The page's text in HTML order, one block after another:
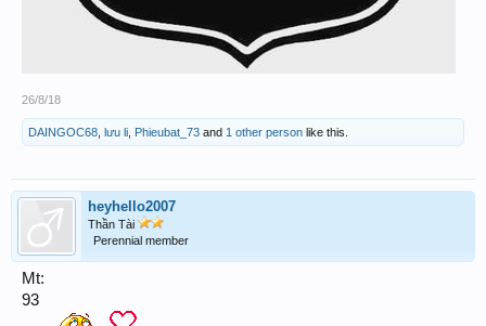
26/8/18
DAINGOC68 lưu li Phieubat_73 and 1 other person like this.
heyhello2007
Thần Tài
Perennial member
Mt:
93